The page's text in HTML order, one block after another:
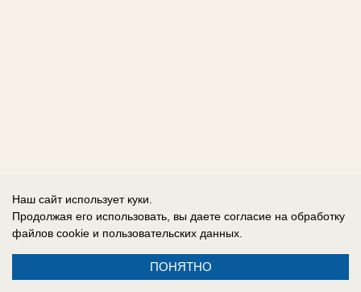
Наш сайт использует куки.
Продолжая его использовать, вы даете согласие на обработку
файлов cookie и пользовательских данных.
ПОНЯТНО